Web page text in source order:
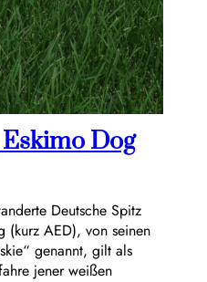
Dog
Deutsche Spitz
(kurz AED), von seinen
genannt, gilt als
jener weißen